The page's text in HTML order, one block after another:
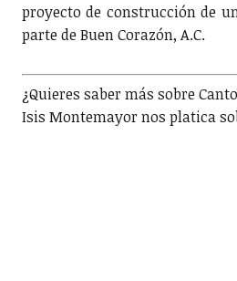
proyecto de construcción de
parte de Buen Corazón, A.C.
¿Quieres saber más sobre
Isis Montemayor nos platica